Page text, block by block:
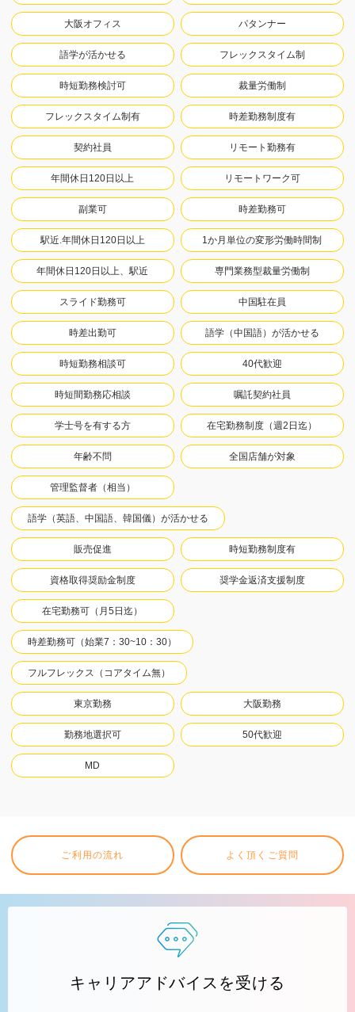
大阪オフィス パタンナー
語学が活かせる フレックスタイム制
時短勤務検討可 裁量労働制
フレックスタイム制有 時差勤務制度有
契約社員 リモート勤務有
年間休日120日以上 リモートワーク可
副業可 時差勤務可
駅近.年間休日120日以上 1か月単位の変形労働時間制
年間休日120日以上、駅近 専門業務型裁量労働制
スライド勤務可 中国駐在員
時差出勤可 語学（中国語）が活かせる
時短勤務相談可 40代歓迎
時短間勤務応相談 嘱託契約社員
学士号を有する方 在宅勤務制度（週2日迄）
年齢不問 全国店舗が対象
管理監督者（相当）
語学（英語、中国語、韓国儀）が活かせる
販売促進 時短勤務制度有
資格取得奨励金制度 奨学金返済支援制度
在宅勤務可（月5日迄）
時差勤務可（始業7：30~10：30）
フルフレックス（コアタイム無）
東京勤務 大阪勤務
勤務地選択可 50代歓迎
MD
ご利用の流れ よく頂くご質問
キャリアアドバイスを受ける